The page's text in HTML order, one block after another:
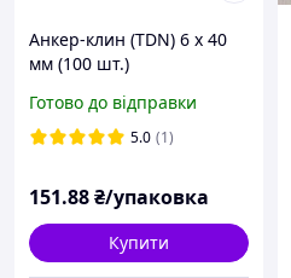
Анкер-клин (TDN) 6 х 40
мм (100 шт.)
Готово до відправки
5.0 (1)
151.88₴/упаковка
Купити